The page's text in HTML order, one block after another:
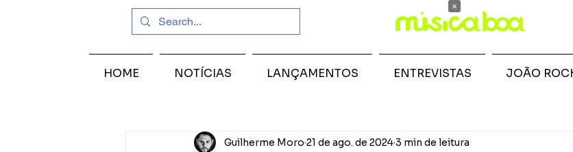
Guilherme Moro 21 de ago. de 20243 min de leitura
HOME NOTÍCIAS LANÇAMENTOS ENTREVISTAS JOÃO
×